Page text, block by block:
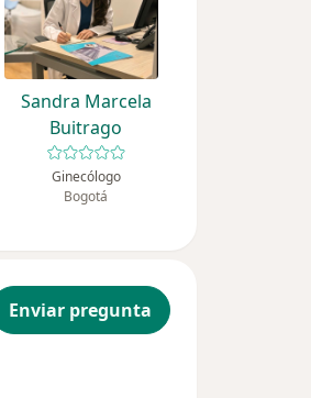
Sandra Marcela
Buitrago
Ginecólogo
Bogotá
Enviar pregunta